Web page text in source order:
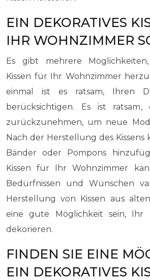
EIN DEKORATIVES
IHR WOHNZIMMER
Es gibt mehrere
Kissen für Ihr Wohnzimmer
einmal ist es ratsam, Ihren
berücksichtigen. Es ist ratsam,
zurückzunehmen, um neue
Nach der Herstellung des Kissens
Bänder oder Pompons
Kissen für Ihr Wohnzimmer
Bedürfnissen und Wünschen
Herstellung von Kissen aus
eine gute Möglichkeit sein, Ihr
dekorieren.
FINDEN SIE EINE
EIN DEKORATIVES